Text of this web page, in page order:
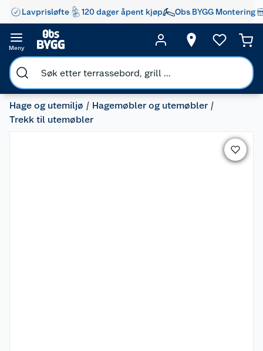
Lavprisløfte 120 dager åpent kjøp Obs BYGG Montering
Meny
Hage og utemiljø
Hagemøbler og utemøbler
Trekk til utemøbler